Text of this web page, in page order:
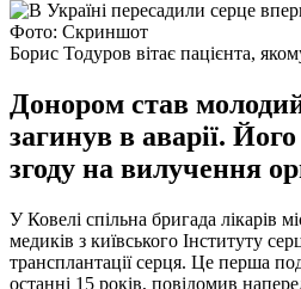
Фото: Скриншот
Борис Тодуров вітає пацієнта,
Донором став
загинув в аварії.
згоду на вилучення
У Ковелі спільна бригада лікарів
медиків з київського Інституту
трансплантації серця. Це перша
останні 15 років, повідомив